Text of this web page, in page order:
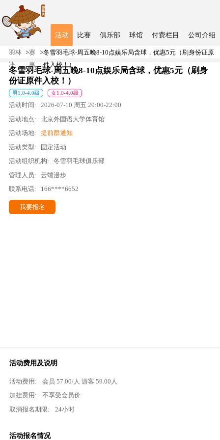
活动 比赛 俱乐部 球馆 付费栏目 公司介绍
羽林
决
>赛
事
>冬雪羽毛球-周五晚8-10点娱乐局含球，优惠5元（刷身份证原
件入校！）
冬雪羽毛球-周五晚8-10点娱乐局含球，优惠5元（刷身
份证原件入校！）
男1.0-4.0级 女1.0-4.0级
活动时间: 2026-07-10 周五 20:00-22:00
活动地点:
北京外国语大学体育馆
活动场地:
提前群通知
活动类型:
固定活动
活动组织机构:
冬雪羽毛球俱乐部
管理人员:
云端漫步
联系电话:
166****6652
我要报名
活动费用及说明
活动费用: 会员57.00/人 游客59.00 人
加挂费用:
不享受会员价
取消报名期限:
24小时
活动报名情况